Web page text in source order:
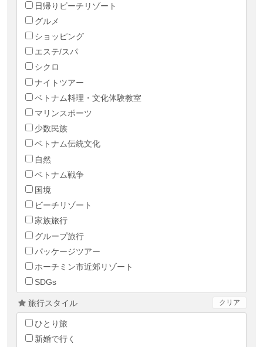
日帰りビーチリゾート
グルメ
ショッピング
エステ/スパ
シクロ
ナイトツアー
ベトナム料理・文化体験教室
マリンスポーツ
少数民族
ベトナム伝統文化
自然
ベトナム戦争
国境
ビーチリゾート
家族旅行
グループ旅行
パッケージツアー
ホーチミン市近郊リゾート
SDGs
旅行スタイル クリア
ひとり旅
新婚で行く